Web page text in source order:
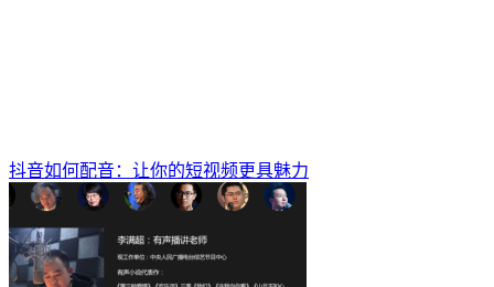
抖音如何配音：让你的短视频更具魅力